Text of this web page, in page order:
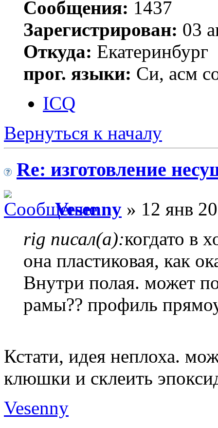
Сообщения: 1437
Зарегистрирован: 03
Откуда: Екатеринбург
прог. языки: Си, асм
ICQ
Вернуться к началу
Re: изготовление
Vesenny » 12 янв
rig писал(а):когдато в
она пластиковая, как
Внутри полая. может
рамы?? профиль
Кстати, идея неплоха.
клюшки и склеить
Vesenny